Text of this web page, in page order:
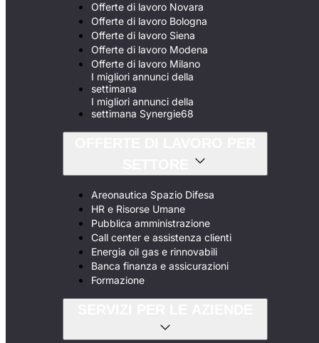
Offerte di lavoro Novara
Offerte di lavoro Bologna
Offerte di lavoro Siena
Offerte di lavoro Modena
Offerte di lavoro Milano
I migliori annunci della
settimana
I migliori annunci della
settimana Synergie68
Areonautica Spazio Difesa
HR e Risorse Umane
Pubblica amministrazione
Call center e assistenza clienti
Energia oil gas e rinnovabili
Banca finanza e assicurazioni
Formazione